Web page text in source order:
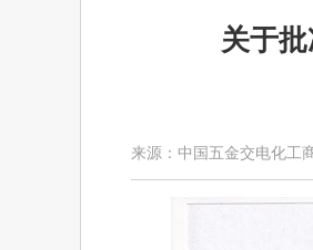
关于
来源：中国五金交电化